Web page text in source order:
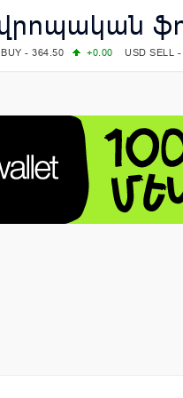
- 364.50 +0.00 USD SELL
PLATINUM - 1769.70
ALUMINIUM - 3184.00
-0.27
NICKEL - 17249.00
+0.09 TIN
LEAD - 1877.50
-1.00 ZINC -
USD/JPY - 157.49
-0.06
EUR/USD - 1.1535
+0.25